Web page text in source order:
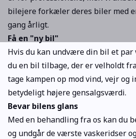
bilejere forkæler deres biler med
gang årligt.
Få en "ny bil"
Hvis du kan undvære din bil et
du en bil tilbage, der er velholdt
tage kampen op mod vind, vejr og
betydeligt højere gensalgsværdi.
Bevar bilens glans
Med en behandling fra os kan du
og undgår de værste vaskeridser